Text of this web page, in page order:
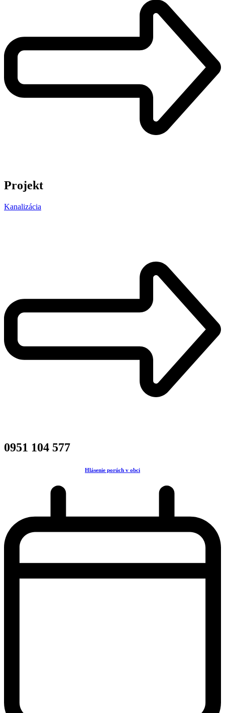
Projekt
Kanalizácia
0951 104 577
Hlásenie porúch v obci